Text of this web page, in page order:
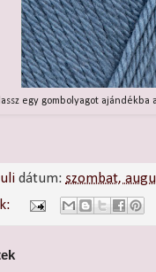
egy gombolyagot
dátum:szombat,